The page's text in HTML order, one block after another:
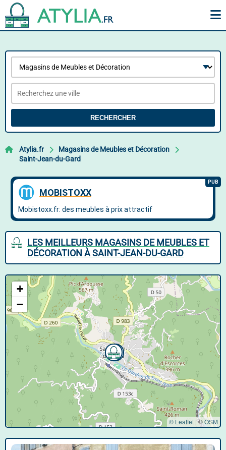
RECHERCHER
Atylia.fr
Magasins de Meubles et Décoration
Saint-Jean-du-Gard
LES MEILLEURS MAGASINS DE MEUBLES ET
DÉCORATION À SAINT-JEAN-DU-GARD
+
−
© Leaflet |©OSM